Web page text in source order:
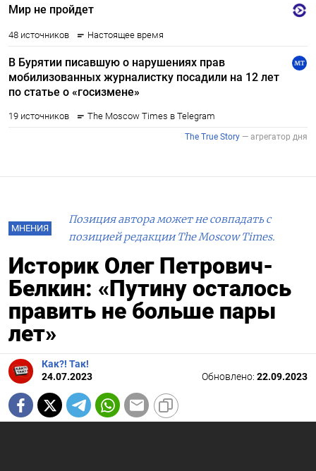
МНЕНИЯ
Позиция автора может не совпадать с
позицией редакции The Moscow Times.
Историк Олег Петрович-
Белкин: «Путину осталось
править не больше пары
лет»
Как?! Так!
24.07.2023
Обновлено: 22.09.2023